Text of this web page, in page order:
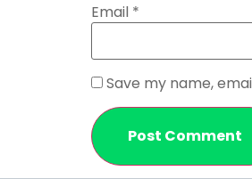
Email *
Save my name,